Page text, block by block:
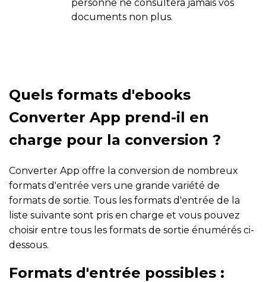
personne ne consultera jamais vos
documents non plus.
Quels formats d'ebooks
Converter App prend-il en
charge pour la conversion ?
Converter App offre la conversion de nombreux
formats d'entrée vers une grande variété de
formats de sortie. Tous les formats d'entrée de la
liste suivante sont pris en charge et vous pouvez
choisir entre tous les formats de sortie énumérés ci-
dessous.
Formats d'entrée possibles :